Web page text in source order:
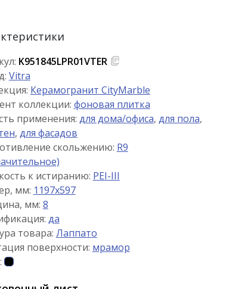
K951845LPR01VTER
Vitra
Керамогранит CityMarble
коллекции: фоновая плитка
применения: для дома/офиса, для пола,
, для фасадов
скольжению: R9
к истиранию: PEI-III
мм: 1197x597
мм: 8
да
товара: Лаппато
поверхности: мрамор